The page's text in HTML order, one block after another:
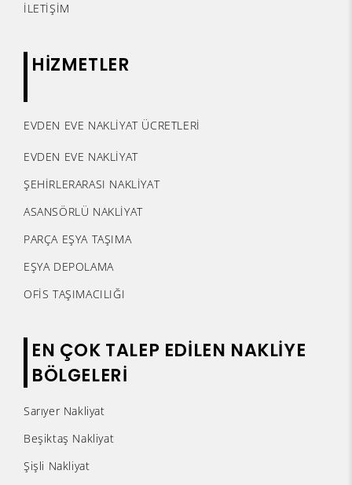
İLETİŞİM
HİZMETLER
EVDEN EVE NAKLİYAT ÜCRETLERİ
EVDEN EVE NAKLİYAT
ŞEHİRLERARASI NAKLİYAT
ASANSÖRLÜ NAKLİYAT
PARÇA EŞYA TAŞIMA
EŞYA DEPOLAMA
OFİS TAŞIMACILIĞI
EN ÇOK TALEP EDİLEN NAKLİYE
BÖLGELERİ
Sarıyer Nakliyat
Beşiktaş Nakliyat
Şişli Nakliyat